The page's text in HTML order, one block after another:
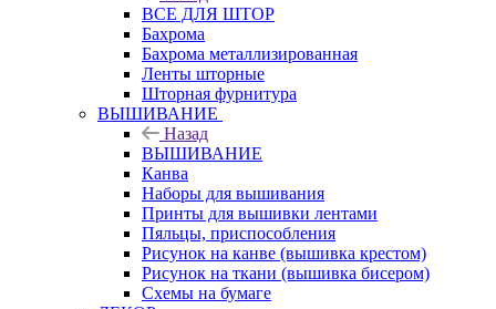
ВСЕ ДЛЯ ШТОР
Бахрома
Бахрома металлизированная
Ленты шторные
Шторная фурнитура
ВЫШИВАНИЕ
Назад
ВЫШИВАНИЕ
Канва
Наборы для вышивания
Принты для вышивки лентами
Пяльцы, приспособления
Рисунок на канве (вышивка крестом)
Рисунок на ткани (вышивка бисером)
Схемы на бумаге